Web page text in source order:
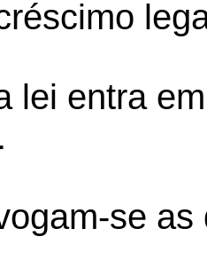
lei entra
se